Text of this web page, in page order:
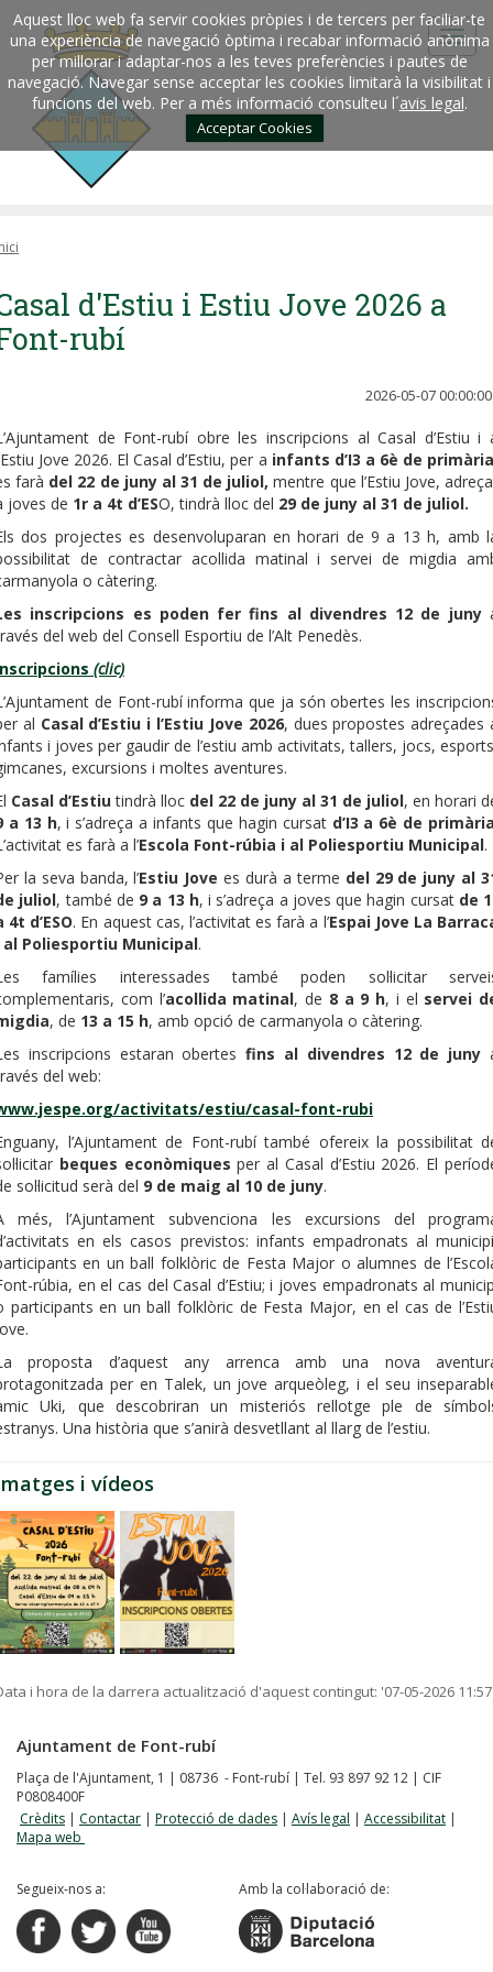
Aquest lloc web fa servir cookies pròpies i de tercers per faciliar-te
una experiència de navegació òptima i recabar informació anònima
per millorar i adaptar-nos a les teves preferències i pautes de
navegació. Navegar sense acceptar les cookies limitarà la visibilitat i
funcions del web. Per a més informació consulteu l´avis legal.
Acceptar Cookies
d'Estiu i Estiu Jove 2026 a
rubí
2026-05-07 00:00:00
de Font-rubí obre les inscripcions al Casal d’Estiu i
Jove 2026. El Casal d’Estiu, per a infants d’I3 a 6è de
farà del 22 de juny al 31 de juliol, mentre que l’Estiu Jove,
joves de 1r a 4t d’ESO, tindrà lloc del 29 de juny al 31 de juliol.
dos projectes es desenvoluparan en horari de 9 a 13 h, amb
de contractar acollida matinal i servei de migdia
o càtering.
inscripcions es poden fer fins al divendres 12 de juny
del web del Consell Esportiu de l’Alt Penedès.
(clic)
de Font-rubí informa que ja són obertes les
al Casal d’Estiu i l’Estiu Jove 2026, dues propostes adreçades
i joves per gaudir de l’estiu amb activitats, tallers, jocs,
excursions i moltes aventures.
Casal d’Estiutindrà lloc del 22 de juny al 31 de juliol, en horari
a 13 h, i s’adreça a infants que hagin cursat d’I3 a 6è de
es farà a l’Escola Font-rúbia i al Poliesportiu Municipal.
la seva banda, l’Estiu Jove es durà a terme del 29 de juny al
juliol, també de 9 a 13 h, i s’adreça a joves que hagin cursat de
4t d’ESO. En aquest cas, l’activitat es farà a l’Espai Jove La
al Poliesportiu Municipal.
famílies interessades també poden sol·licitar
com l’acollida matinal, de 8 a 9 h, i el servei
, de 13 a 15 h, amb opció de carmanyola o càtering.
inscripcions estaran obertesfins al divendres 12 de juny
del web:
activitats/estiu/casal-font-rubi
l’Ajuntament de Font-rubí també ofereix la possibilitat
beques econòmiques per al Casal d’Estiu 2026. El
sol·licitud serà del 9 de maig al 10 de juny.
més, l’Ajuntament subvenciona les excursions del
en els casos previstos: infants empadronats al
en un ball folklòric de Festa Major o alumnes de
rúbia, en el cas del Casal d’Estiu; i joves empadronats al
participants en un ball folklòric de Festa Major, en el cas de
proposta d’aquest any arrenca amb una nova
per en Talek, un jove arqueòleg, i el seu
Uki, que descobriran un misteriós rellotge ple de
Una història que s’anirà desvetllant al llarg de l’estiu.
i vídeos
i hora de la darrera actualització d'aquest contingut: '07-05-2026 11:57
Ajuntament de Font-rubí
Plaça de l'Ajuntament, 1 | 08736 - Font-rubí | Tel. 93 897 92 12 | CIF
P0808400F
Crèdits | Contactar | Protecció de dades | Avís legal | Accessibilitat |
Mapa web
Segueix-nos a: Amb la col·laboració de: